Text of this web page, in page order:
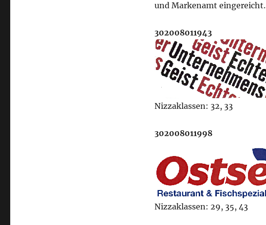
und Markenamt eingereicht.
302008011943
Nizzaklassen: 32, 33
302008011998
Nizzaklassen: 29, 35, 43